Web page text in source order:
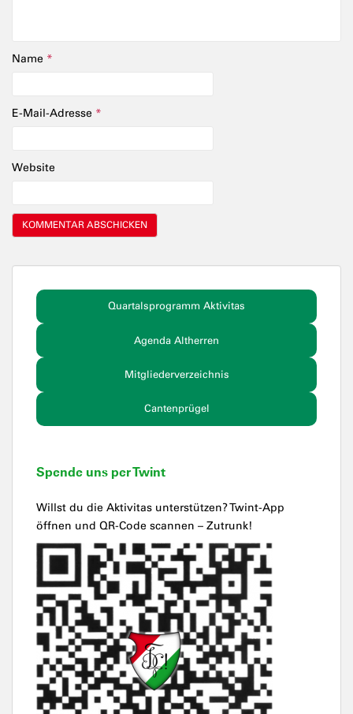
Name *
E-Mail-Adresse *
Website
Quartalsprogramm Aktivitas
Agenda Altherren
Mitgliederverzeichnis
Cantenprügel
Spende uns per Twint
Willst du die Aktivitas unterstützen? Twint-App
öffnen und QR-Code scannen – Zutrunk!